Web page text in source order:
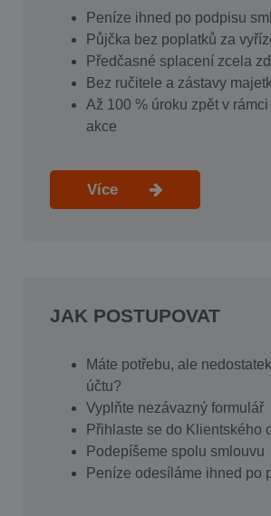
Peníze ihned po podpisu
Půjčka bez poplatků za
Předčasné splacení zcela
Bez ručitele a zástavy
Až 100 % úroku zpět v
akce
Více
JAK POSTUPOVAT
Máte potřebu, ale
účtu?
Vyplňte nezávazný formulář
Přihlaste se do Klientského
Podepíšeme spolu smlouvu
Peníze odesíláme ihned po